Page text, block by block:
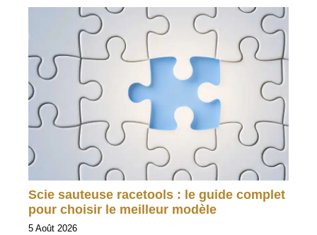
Scie sauteuse racetools : le guide complet
pour choisir le meilleur modèle
5 Août 2026